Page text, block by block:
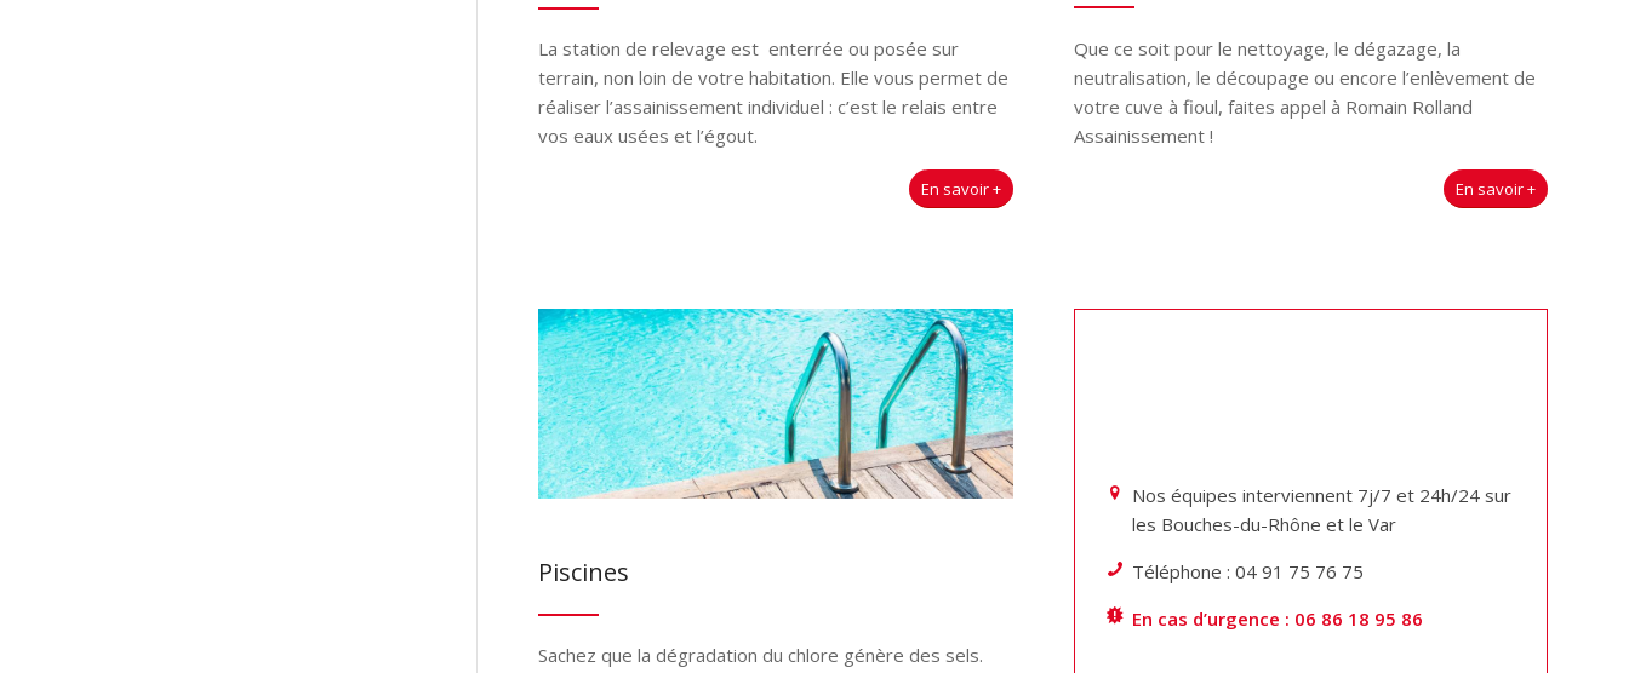
La station de relevage est enterrée ou posée sur
terrain, non loin de votre habitation. Elle vous permet de
réaliser l’assainissementindividuel : c’est le relais entre
vos eaux usées et l’égout.
En savoir +
Que ce soit pour le nettoyage, le dégazage, la
neutralisation, le découpage ou encore l’enlèvement de
votre cuve à fioul, faites appel à Romain Rolland
Assainissement !
En savoir +
Piscines
Sachez que la dégradation du chlore génère des sels.
Nos équipes interviennent 7j/7 et 24h/24 sur
les Bouches-du-Rhône et le Var
Téléphone : 04 91 75 76 75
En cas d’urgence : 06 86 18 95 86